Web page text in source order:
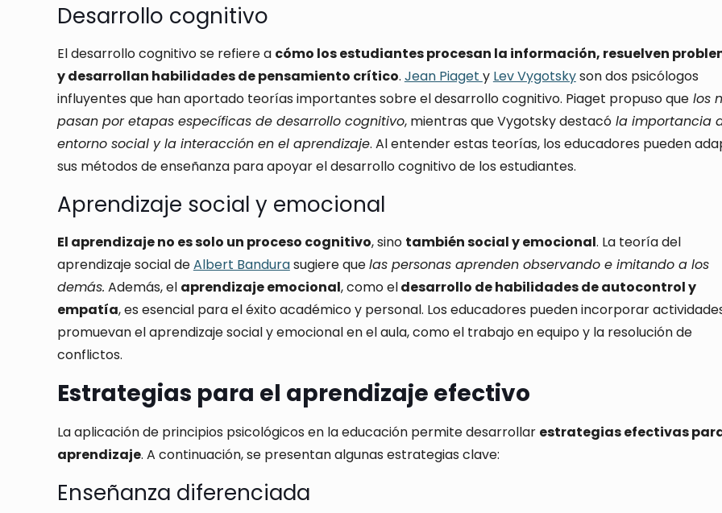
Desarrollo cognitivo
El desarrollo cognitivo se refiere a cómo los estudiantes procesan la información, resuelven
y desarrollan habilidades de pensamiento crítico. Jean Piaget y Lev Vygotskyson dos psicólogos
influyentes que han aportado teorías importantes sobre el desarrollo cognitivo. Piaget propuso quelos
pasan por etapas específicas de desarrollo cognitivo, mientras que Vygotsky destacóla importancia
entorno social y la interacción en el aprendizaje. Al entender estas teorías, los educadores pueden
sus métodos de enseñanza para apoyar el desarrollo cognitivo de los estudiantes.
Aprendizaje social y emocional
El aprendizaje no es solo un proceso cognitivo, sino también social y emocional. La teoría del
aprendizaje social deAlbert Bandurasugiere quelas personas aprenden observando e imitando a los
demás. Además, el aprendizaje emocional, como eldesarrollo de habilidades de autocontrol y
empatía, es esencial para el éxito académico y personal. Los educadores pueden incorporar
promuevan el aprendizaje social y emocional en el aula, como el trabajo en equipo y la resolución de
conflictos.
Estrategias para el aprendizaje efectivo
La aplicación de principios psicológicos en la educación permite desarrollar estrategias efectivas
aprendizaje. A continuación, se presentan algunas estrategias clave:
Enseñanza diferenciada